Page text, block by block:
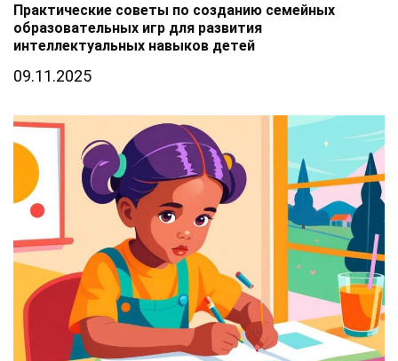
Практические советы по созданию семейных
образовательных игр для развития
интеллектуальных навыков детей
09.11.2025